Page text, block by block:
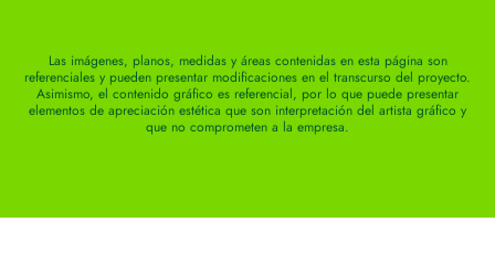
Las imágenes, planos, medidas y áreas contenidas en esta página son
referenciales y pueden presentar modificaciones en el transcurso del proyecto.
Asimismo, el contenido gráfico es referencial, por lo que puede presentar
elementos de apreciación estética que son interpretación del artista gráfico y
que no comprometen a la empresa.